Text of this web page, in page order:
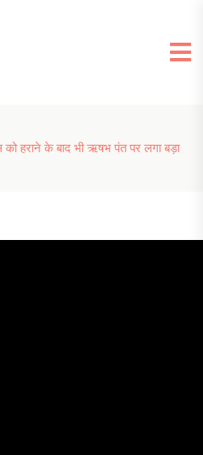
हराने के बाद भी ऋषभ पंत पर लगा बड़ा